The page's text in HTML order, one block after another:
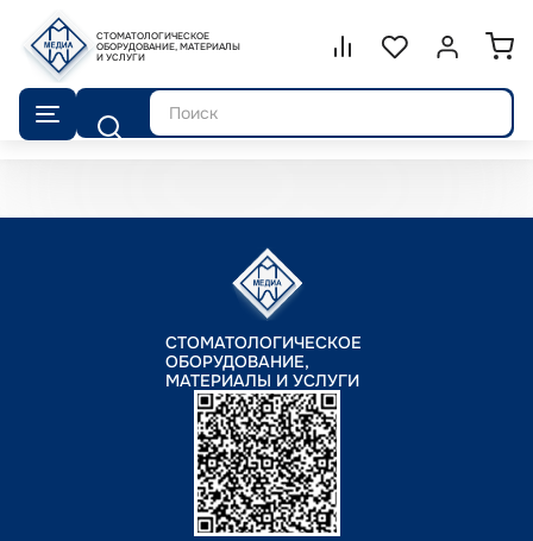
СТОМАТОЛОГИЧЕСКОЕ
ОБОРУДОВАНИЕ, МАТЕРИАЛЫ
И УСЛУГИ
Сравнение.
СписокВойти или
Поиск
СТОМАТОЛОГИЧЕСКОЕ
ОБОРУДОВАНИЕ,
МАТЕРИАЛЫ И УСЛУГИ